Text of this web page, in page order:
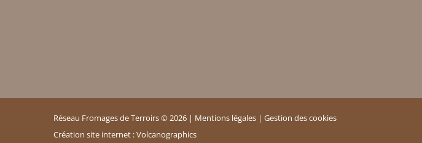
Réseau Fromages de Terroirs ©2026 | Mentions légales | Gestion des cookies
Création site internet :Volcanographics